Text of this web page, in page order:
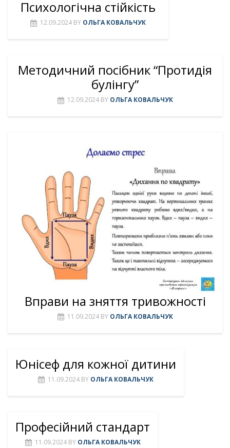
Психологічна стійкість
12.09.2024 BY ОЛЬГА КОВАЛЬЧУК
Методичний посібник “Протидія
булінгу”
12.09.2024 BY ОЛЬГА КОВАЛЬЧУК
Вправи на зняття тривожності
11.09.2024 BY ОЛЬГА КОВАЛЬЧУК
Юнісеф для кожної дитини
11.09.2024 BY ОЛЬГА КОВАЛЬЧУК
Професійний стандарт
11.09.2024 BY ОЛЬГА КОВАЛЬЧУК